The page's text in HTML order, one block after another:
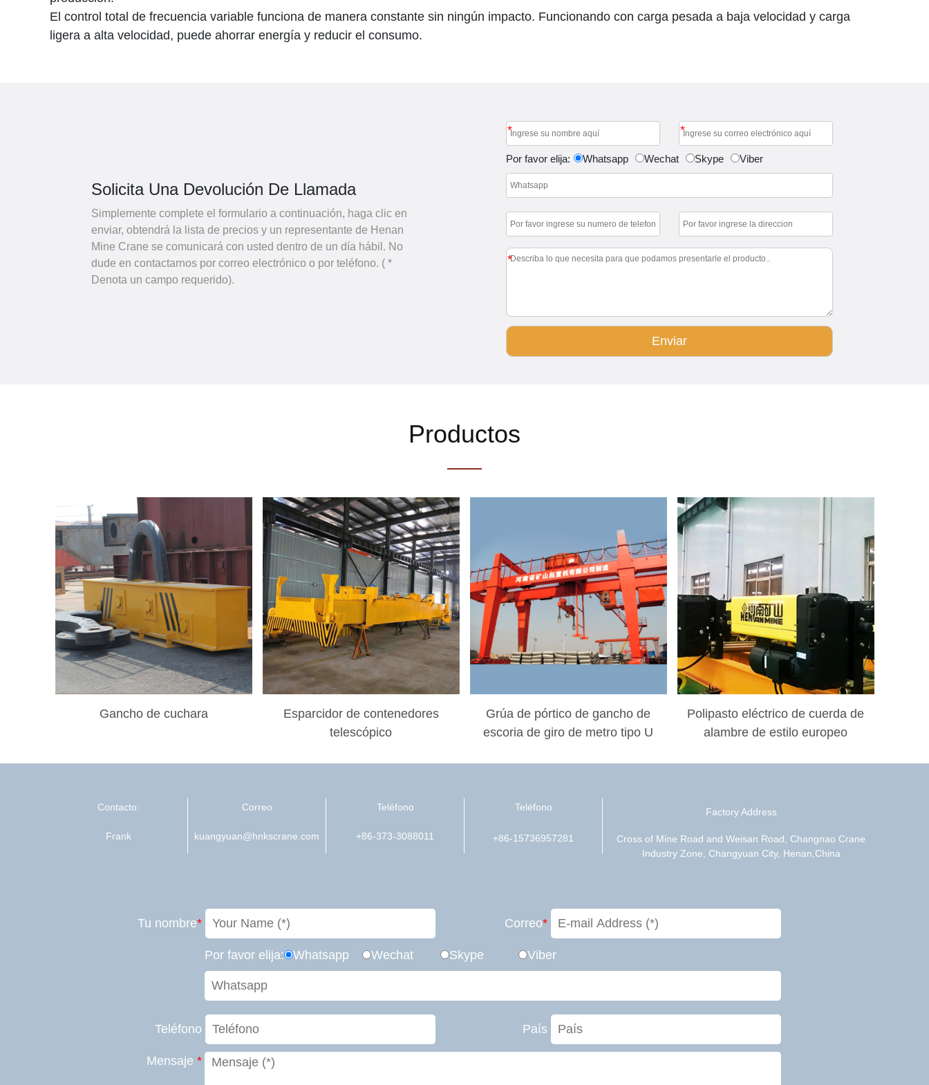
El control total de frecuencia variable funciona de manera constante sin ningún impacto. Funcionando con carga pesada a baja velocidad y carga
ligera a alta velocidad, puede ahorrar energía y reducir el consumo.
Solicita Una Devolución De Llamada
Simplemente complete el formulario a continuación, haga clic en
enviar, obtendrá la lista de precios y un representante de Henan
Mine Crane se comunicará con usted dentro de un día hábil. No
dude en contactarnos por correo electrónico o por teléfono. ( *
Denota un campo requerido).
* *
Por favor elija: Whatsapp Wechat Skype Viber
*
Enviar
Productos
Gancho de cuchara
Esparcidor de contenedores
telescópico
Grúa de pórtico de gancho de
escoria de giro de metro tipo U
Polipasto eléctrico de cuerda de
alambre de estilo europeo
Contacto:
Frank
Correo
kuangyuan@hnkscrane.com
Teléfono
+86-373-3088011
Teléfono
+86-15736957281
Factory Address
Cross of Mine Road and Weisan Road, Changnao Crane
Industry Zone, Changyuan City, Henan,China
Tu nombre* Correo*
Por favor elija: Whatsapp Wechat Skype Viber
Teléfono País
Mensaje *